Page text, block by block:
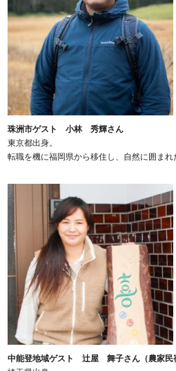
珠洲市ゲスト 小林 秀輝さん
東京都出身。
転職を機に福岡県から移住し、自然に囲まれ
中能登地域ゲスト 辻屋 舞子さん（農家民